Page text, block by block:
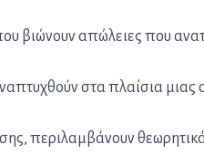
βιώνουν απώλειες που
στα πλαίσια μιας
περιλαμβάνουν